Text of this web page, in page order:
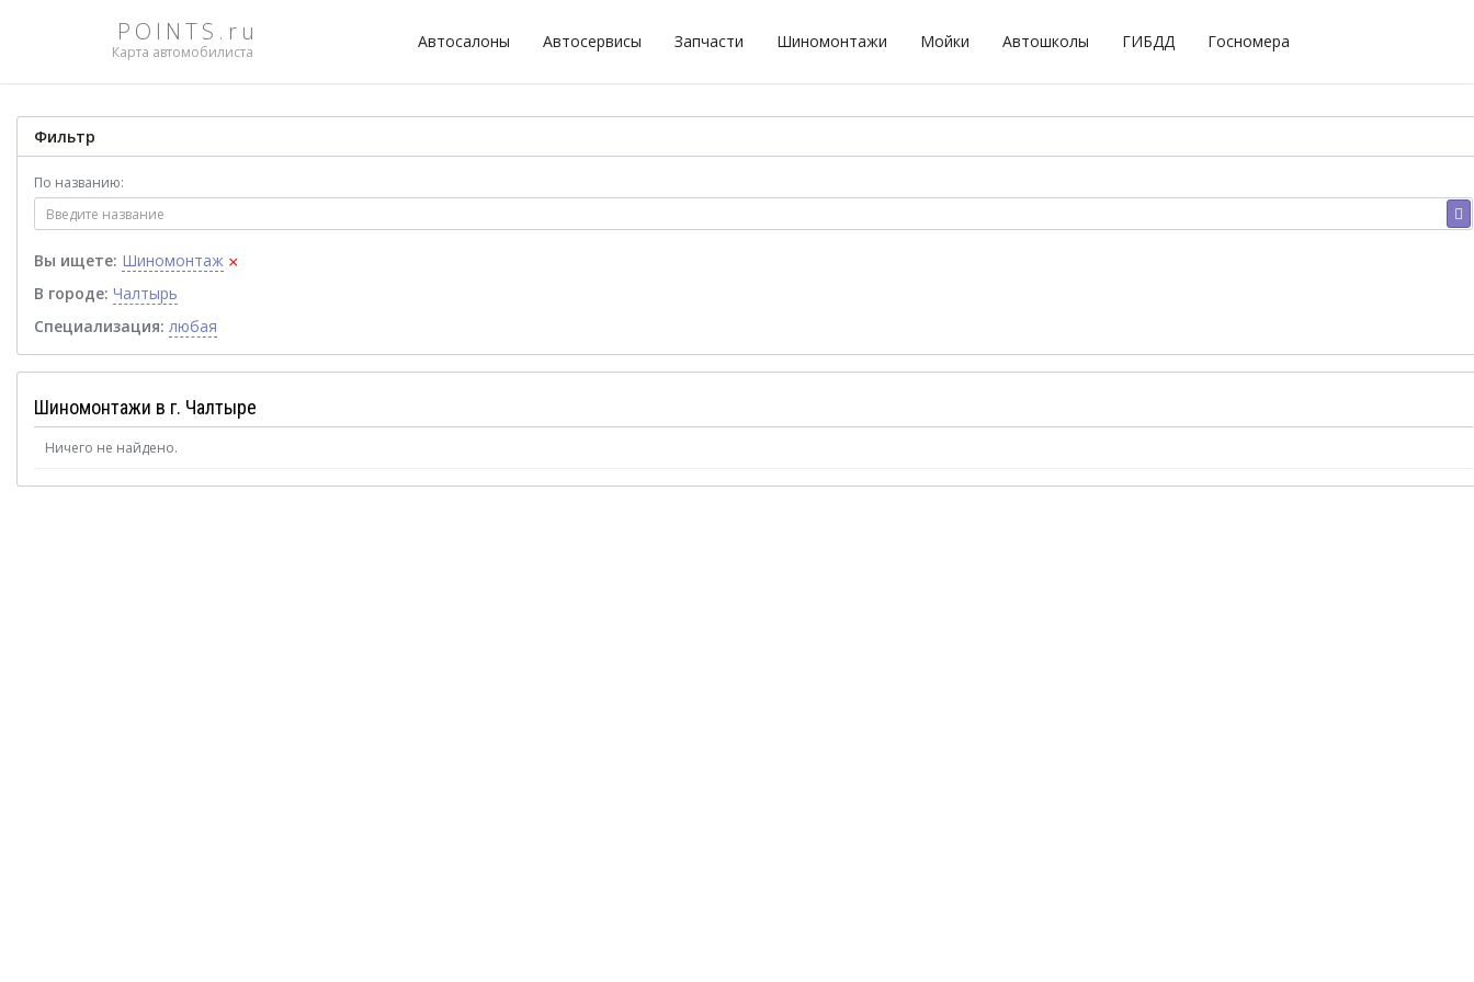
POINTS.ru
Карта автомобилиста
Автосалоны Автосервисы Запчасти Шиномонтажи Мойки Автошколы ГИБДД Госномера
Фильтр
По названию:
Вы ищете: Шиномонтаж ×
В городе: Чалтырь
Специализация: любая
Шиномонтажи в г. Чалтыре
Ничего не найдено.